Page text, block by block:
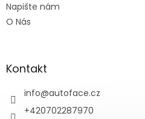
Napište nám
O Nás
Kontakt
info@autoface.cz
+420702287970